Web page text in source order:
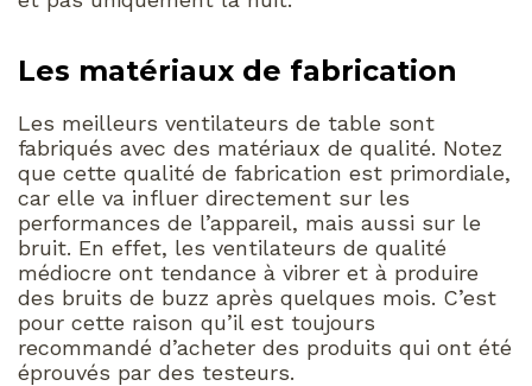
Les matériaux de fabrication
Les meilleurs ventilateurs de table sont
fabriqués avec des matériaux de qualité. Notez
que cette qualité de fabrication est primordiale,
car elle va influer directement sur les
performances de l’appareil, mais aussi sur le
bruit. En effet, les ventilateurs de qualité
médiocre ont tendance à vibrer et à produire
des bruits de buzz après quelques mois. C’est
pour cette raison qu’il est toujours
recommandé d’acheter des produits qui ont été
éprouvés par des testeurs.